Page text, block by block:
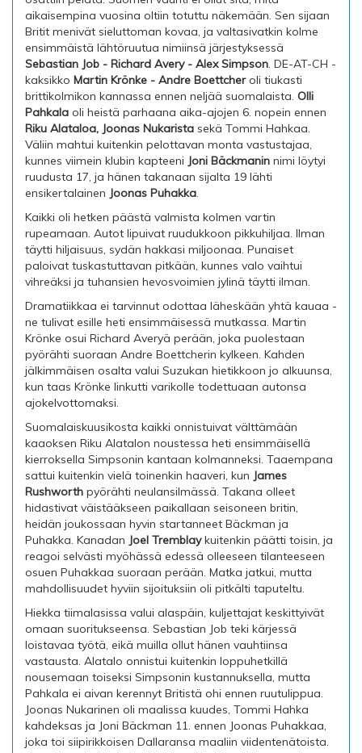
aikaisempina vuosina oltiin totuttu näkemään. Sen sijaan
Britit menivät sieluttoman kovaa, ja valtasivatkin kolme
ensimmäistä lähtöruutua nimiinsä järjestyksessä
Sebastian Job - Richard Avery - Alex Simpson. DE-AT-CH -
kaksikko Martin Krönke - Andre Boettcheroli tiukasti
brittikolmikon kannassa ennen neljää suomalaista. Olli
Pahkala oli heistä parhaana aika-ajojen 6. nopein ennen
Riku Alataloa, Joonas Nukarista sekä Tommi Hahkaa.
Väliin mahtui kuitenkin pelottavan monta vastustajaa,
kunnes viimein klubin kapteeni Joni Bäckmanin nimi löytyi
ruudusta 17, ja hänen takanaan sijalta 19 lähti
ensikertalainen Joonas Puhakka.
Kaikki oli hetken päästä valmista kolmen vartin
rupeamaan. Autot lipuivat ruudukkoon pikkuhiljaa. Ilman
täytti hiljaisuus, sydän hakkasi miljoonaa. Punaiset
paloivat tuskastuttavan pitkään, kunnes valo vaihtui
vihreäksi ja tuhansien hevosvoimien jylinä täytti ilman.
Dramatiikkaa ei tarvinnut odottaa läheskään yhtä kauaa -
ne tulivat esille heti ensimmäisessä mutkassa. Martin
Krönke osui Richard Averyä perään, joka puolestaan
pyörähti suoraan Andre Boettcherin kylkeen. Kahden
jälkimmäisen osalta valui Suzukan hietikkoon jo alkuunsa,
kun taas Krönke linkutti varikolle todettuaan autonsa
ajokelvottomaksi.
Suomalaiskuusikosta kaikki onnistuivat välttämään
kaaoksen Riku Alatalon noustessa heti ensimmäisellä
kierroksella Simpsonin kantaan kolmanneksi. Taaempana
sattui kuitenkin vielä toinenkin haaveri, kun James
Rushworth pyörähti neulansilmässä. Takana olleet
hidastivat väistääkseen paikallaan seisoneen britin,
heidän joukossaan hyvin startanneet Bäckman ja
Puhakka. Kanadan Joel Tremblaykuitenkin päätti toisin, ja
reagoi selvästi myöhässä edessä olleeseen tilanteeseen
osuen Puhakkaa suoraan perään. Matka jatkui, mutta
mahdollisuudet hyviin sijoituksiin oli pitkälti taputeltu.
Hiekka tiimalasissa valui alaspäin, kuljettajat keskittyivät
omaan suoritukseensa. Sebastian Job teki kärjessä
loistavaa työtä, eikä muilla ollut hänen vauhtiinsa
vastausta. Alatalo onnistui kuitenkin loppuhetkillä
nousemaan toiseksi Simpsonin kustannuksella, mutta
Pahkala ei aivan kerennyt Britistä ohi ennen ruutulippua.
Joonas Nukarinen oli maalissa kuudes, Tommi Hahka
kahdeksas ja Joni Bäckman 11. ennen Joonas Puhakkaa,
joka toi siipirikkoisen Dallaransa maaliin viidentenätoista.